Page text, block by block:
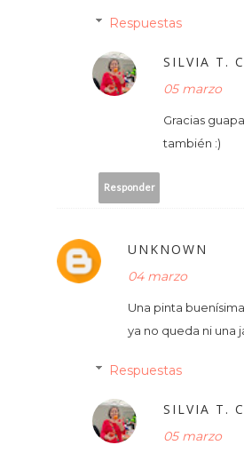
Respuestas
SILVIA T.
05 marzo
Gracias
también :)
Responder
UNKNOWN
04 marzo
Una pinta
ya no queda ni una
Respuestas
SILVIA T.
05 marzo